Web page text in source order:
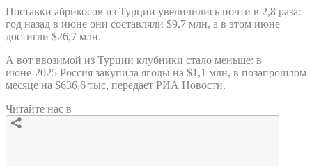
Поставки абрикосов из Турции увеличились почти в 2,8 раза:
год назад в июне они составляли $9,7 млн, а в этом июне
достигли $26,7 млн.
А вот ввозимой из Турции клубники стало меньше: в
июне-2025 Россия закупила ягоды на $1,1 млн, в позапрошлом
месяце на $636,6 тыс, передает РИА Новости.
Читайте нас в